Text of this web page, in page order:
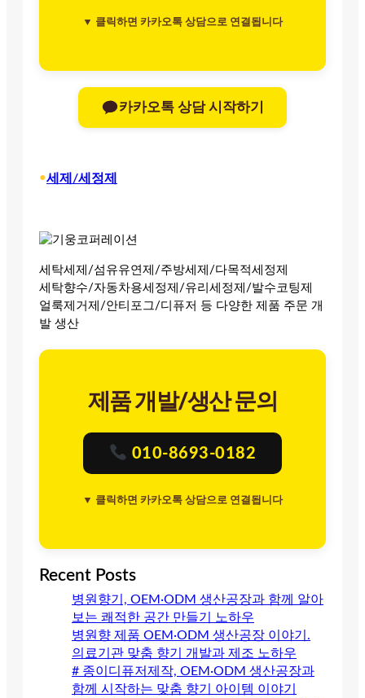
▼ 클릭하면 카카오톡 상담으로 연결됩니다
카카오톡 상담 시작하기
•세제/세정제
세탁세제/섬유유연제/주방세제/다목적세정제
세탁향수/자동차용세정제/유리세정제/발수코팅제
얼룩제거제/안티포그/디퓨저 등 다양한 제품 주문 개
발 생산
제품 개발/생산 문의
010-8693-0182
▼ 클릭하면 카카오톡 상담으로 연결됩니다
Recent Posts
병원향기, OEM·ODM 생산공장과 함께 알아
보는 쾌적한 공간 만들기 노하우
병원향 제품 OEM·ODM 생산공장 이야기.
의료기관 맞춤 향기 개발과 제조 노하우
# 종이디퓨저제작, OEM·ODM 생산공장과
함께 시작하는 맞춤 향기 아이템 이야기